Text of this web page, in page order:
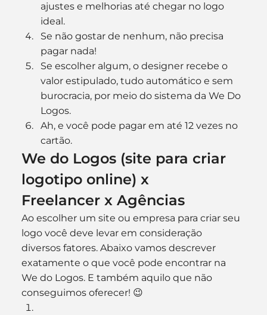
ajustes e melhorias até chegar no logo
ideal.
Se não gostar de nenhum, não precisa
pagar nada!
Se escolher algum, o designer recebe o
valor estipulado, tudo automático e sem
burocracia, por meio do sistema da We Do
Logos.
Ah, e você pode pagar em até 12 vezes no
cartão.
We do Logos (site para criar
logotipo online) x
Freelancer x Agências
Ao escolher um site ou empresa para criar seu
logo você deve levar em consideração
diversos fatores. Abaixo vamos descrever
exatamente o que você pode encontrar na
We do Logos. E também aquilo que não
conseguimos oferecer! 😉